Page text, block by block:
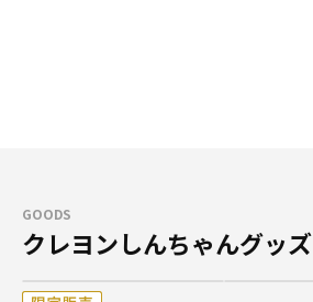
GOODS
クレヨンしんちゃんグッズ